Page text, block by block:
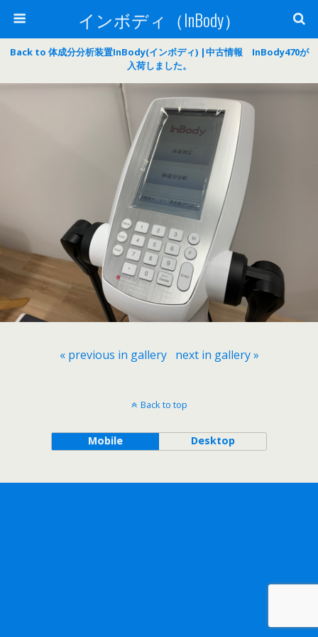
インボディ（InBody）
Back to 体成分分析装置InBody(インボディ) |中古情報 InBody470が
入荷しました。
« previous in gallery next in gallery »
Back to top
Mobile Desktop